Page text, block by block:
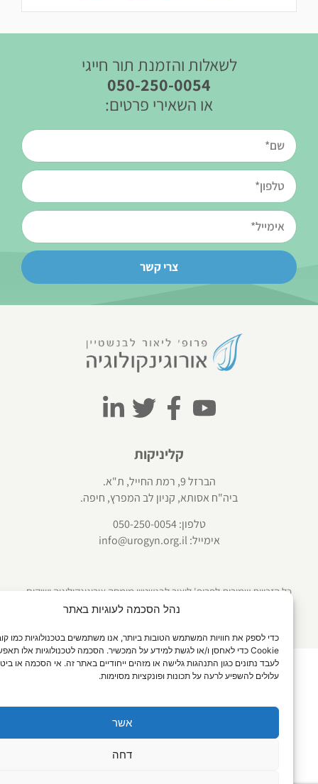
נהל הסכמה לעוגיות באתר
כדי לספק את חוויות המשתמש הטובות ביותר, אנו משתמשים בטכנולוגיות כמו קובצי
Cookie כדי לאחסן ו/או לגשת למידע על המכשיר. הסכמה לטכנולוגיות אלו תאפשר לנו
לעבד נתונים כגון התנהגות גלישה או מזהים ייחודיים באתר זה. אי הסכמה או ביטול
עלולים להשפיע לרעה על תכונות ופונקציות מסוימות.
לשאלות והזמנת תור חייגי
050-250-0054
או השאירי פרטים:
צרי קשר
קליניקות
הברזל 9, רמת החייל, ת"א.
ביה"ח אסותא, קניון לב המפרץ, חיפה.
טלפון:050-250-0054
אימייל:info@urogyn.org.il
כל הזכויות שמורות לפרופ' ליאור לבנשטיין מומחה אורוגינקולוגיה ושיקום
מדיניות פרטיות|תנאי שימוש|הצהרת נגישות
Webdesign: Pixie
שלום 👋 אני
שיחה.